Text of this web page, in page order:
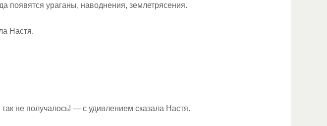
появятся ураганы, наводнения, землетрясения.
Настя.
не получалось! — с удивлением сказала Настя.